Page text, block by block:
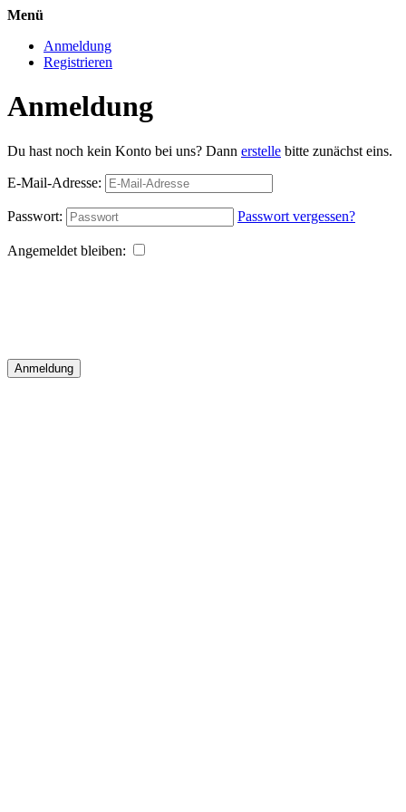
Menü
Anmeldung
Registrieren
Anmeldung
Du hast noch kein Konto bei uns? Dann erstelle bitte zunächst eins.
E-Mail-Adresse:
Passwort: Passwort vergessen?
Angemeldet bleiben:
Anmeldung